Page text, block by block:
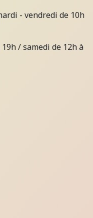
- vendredi de 10h
/ samedi de 12h à